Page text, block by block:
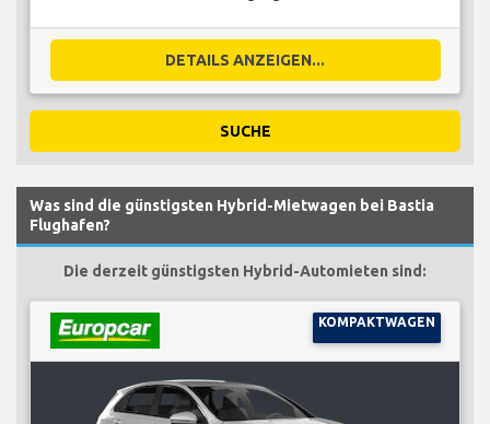
DETAILS ANZEIGEN...
SUCHE
Was sind die günstigsten Hybrid-Mietwagen bei Bastia
Flughafen?
Die derzeit günstigsten Hybrid-Automieten sind:
KOMPAKTWAGEN